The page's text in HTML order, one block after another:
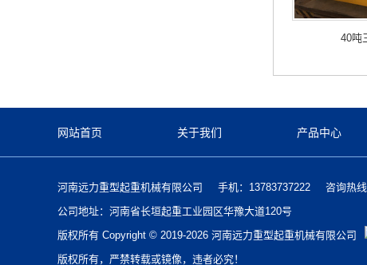
40吨
网站首页 关于我们 产品中心
河南远力重型起重机械有限公司 手机：13783737222 咨询热
公司地址：河南省长垣起重工业园区华豫大道120号
版权所有 Copyright © 2019-2026 河南远力重型起重机械有限公司
版权所有，严禁转载或镜像，违者必究！